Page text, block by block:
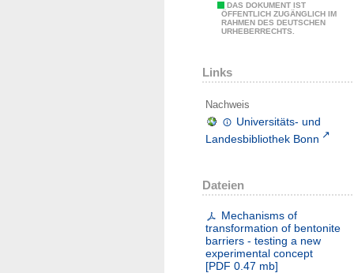
DAS DOKUMENT IST
ÖFFENTLICH ZUGÄNGLICH IM
RAHMEN DES DEUTSCHEN
URHEBERRECHTS.
Links
Nachweis
Universitäts- und
Landesbibliothek Bonn
Dateien
Mechanisms of
transformation of bentonite
barriers - testing a new
experimental concept
[PDF 0.47 mb]